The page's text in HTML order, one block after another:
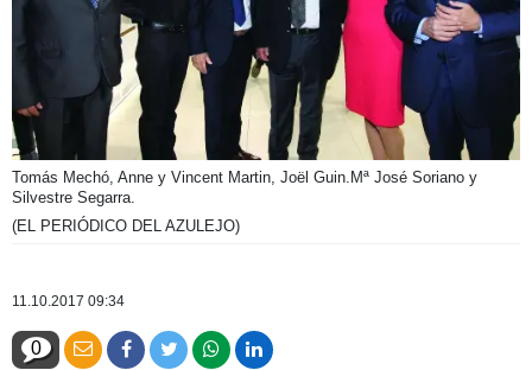
Tomás Mechó, Anne y Vincent Martin, Joël Guin.Mª José Soriano y
Silvestre Segarra.
(EL PERIÓDICO DEL AZULEJO)
11.10.2017 09:34
0